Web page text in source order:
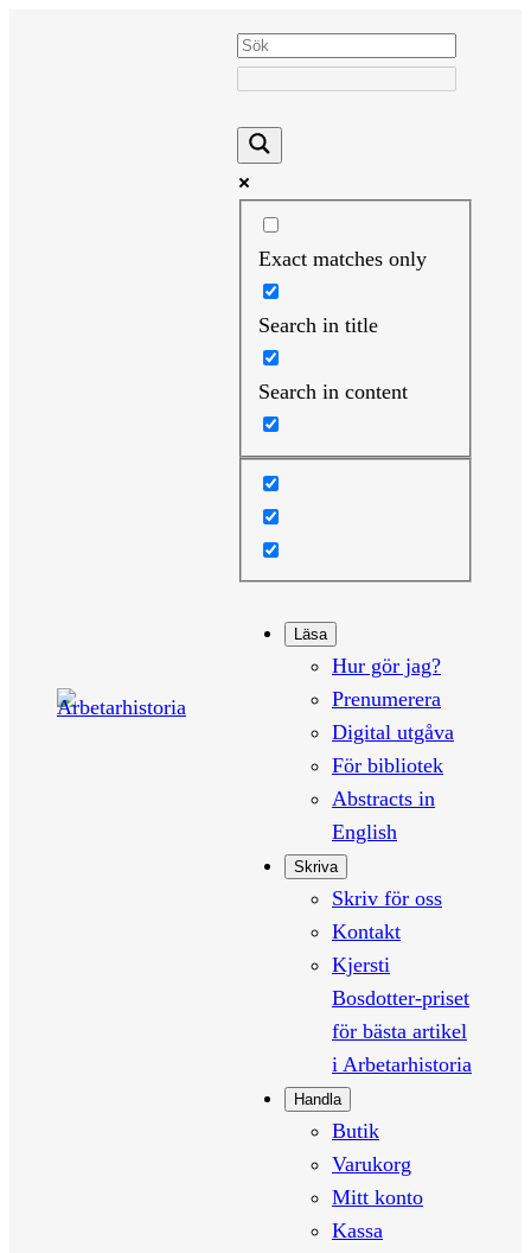
Exact matches only
Search in title
Search in content
Läsa
Hur gör jag?
Prenumerera
Digital utgåva
För bibliotek
Abstracts in
English
Skriva
Skriv för oss
Kontakt
Kjersti
Bosdotter-priset
för bästa artikel
i Arbetarhistoria
Handla
Butik
Varukorg
Mitt konto
Kassa